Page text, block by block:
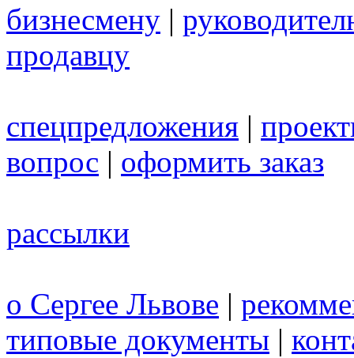
бизнесмену |
продавцу
спецпредложения |
вопрос | оформить заказ
рассылки
о Сергее Львове |
типовые документы |